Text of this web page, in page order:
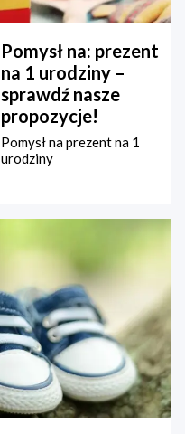
Pomysł na: prezent
na 1 urodziny –
sprawdź nasze
propozycje!
Pomysł na prezent na 1
urodziny